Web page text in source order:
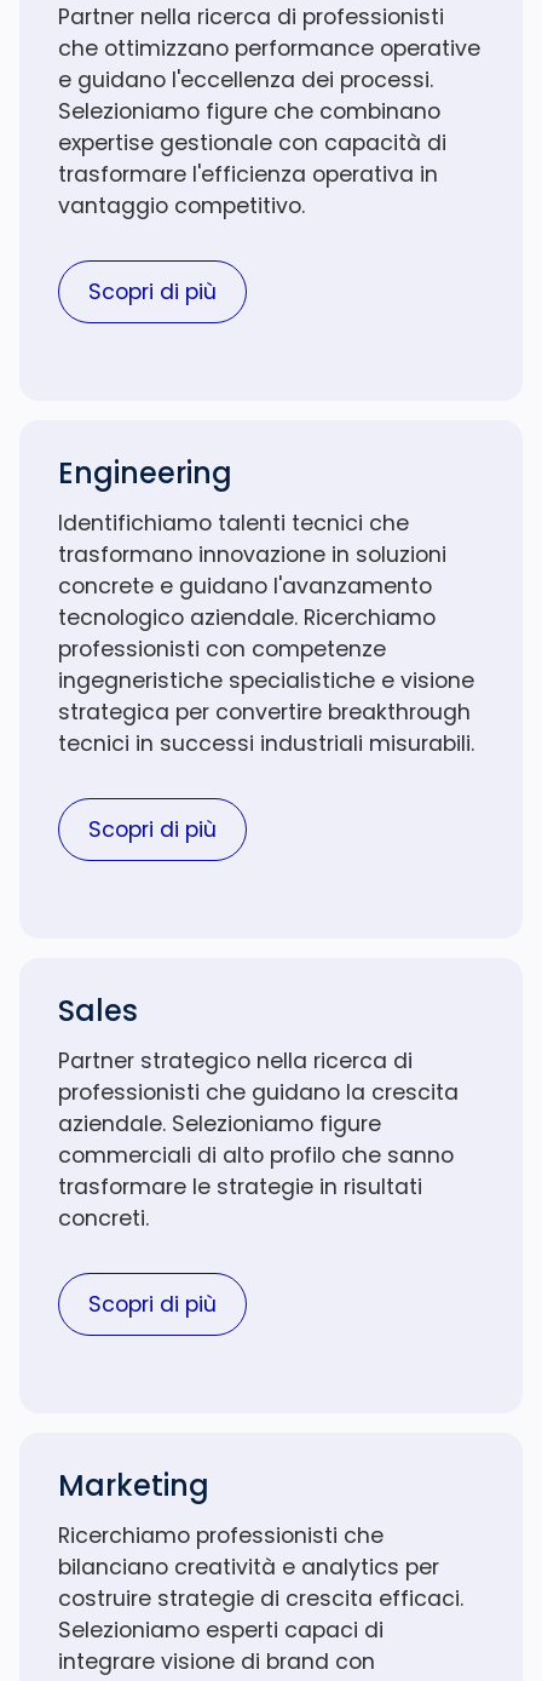
Partner nella ricerca di professionisti
che ottimizzano performance operative
e guidano l'eccellenza dei processi.
Selezioniamo figure che combinano
expertise gestionale con capacità di
trasformare l'efficienza operativa in
vantaggio competitivo.
Scopri di più
Engineering
Identifichiamo talenti tecnici che
trasformano innovazione in soluzioni
concrete e guidano l'avanzamento
tecnologico aziendale. Ricerchiamo
professionisti con competenze
ingegneristiche specialistiche e visione
strategica per convertire breakthrough
tecnici in successi industriali misurabili.
Scopri di più
Sales
Partner strategico nella ricerca di
professionisti che guidano la crescita
aziendale. Selezioniamo figure
commerciali di alto profilo che sanno
trasformare le strategie in risultati
concreti.
Scopri di più
Marketing
Ricerchiamo professionisti che
bilanciano creatività e analytics per
costruire strategie di crescita efficaci.
Selezioniamo esperti capaci di
integrare visione di brand con